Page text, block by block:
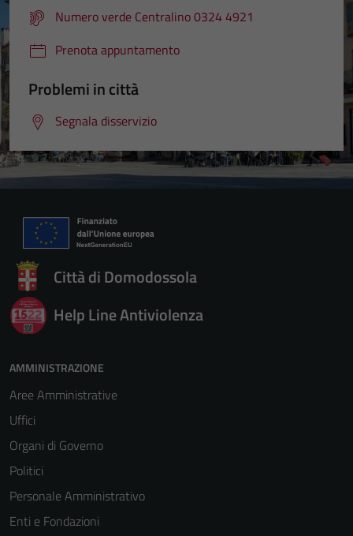
Numero verde Centralino 0324 4921
Prenota appuntamento
Problemi in città
Segnala disservizio
Città di Domodossola
Help Line Antiviolenza
AMMINISTRAZIONE
Aree Amministrative
Uffici
Organi di Governo
Politici
Personale Amministrativo
Enti e Fondazioni